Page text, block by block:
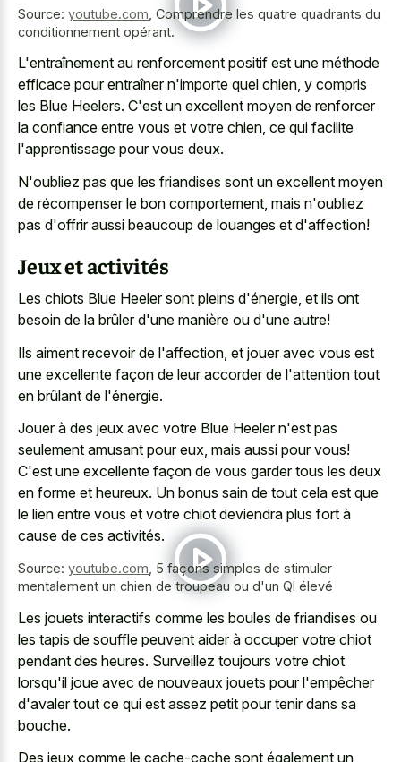
Source: youtube.com Comprendre les quatre quadrants du
conditionnement opérant.
L'entraînement au renforcement positif est une méthode
efficace pour entraîner n'importe quel chien, y compris
les Blue Heelers. C'est un excellent moyen de renforcer
la confiance entre vous et votre chien, ce qui facilite
l'apprentissage pour vous deux.
N'oubliez pas que les friandises sont un excellent moyen
de récompenser le bon comportement, mais n'oubliez
pas d'offrir aussi beaucoup de louanges et d'affection!
Jeux et activités
Les chiots Blue Heeler sont pleins d'énergie, et ils ont
besoin de la brûler d'une manière ou d'une autre!
Ils aiment recevoir de l'affection, et jouer avec vous est
une excellente façon de leur accorder de l'attention tout
en brûlant de l'énergie.
Jouer à des jeux avec votre Blue Heeler n'est pas
seulement amusant pour eux, mais aussi pour vous!
C'est une excellente façon de vous garder tous les deux
en forme et heureux. Un bonus sain de tout cela est que
le lien entre vous et votre chiot deviendra plus fort à
cause de ces activités.
Source: youtube.com 5 façons simples de stimuler
mentalement un chien de troupeau ou d'un QI élevé
Les jouets interactifs comme les boules de friandises ou
les tapis de souffle peuvent aider à occuper votre chiot
pendant des heures. Surveillez toujours votre chiot
lorsqu'il joue avec de nouveaux jouets pour l'empêcher
d'avaler tout ce qui est assez petit pour tenir dans sa
bouche.
Des jeux comme le cache-cache sont également un